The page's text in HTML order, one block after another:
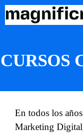
Saltar
CURSOS
En todos los
Marketing